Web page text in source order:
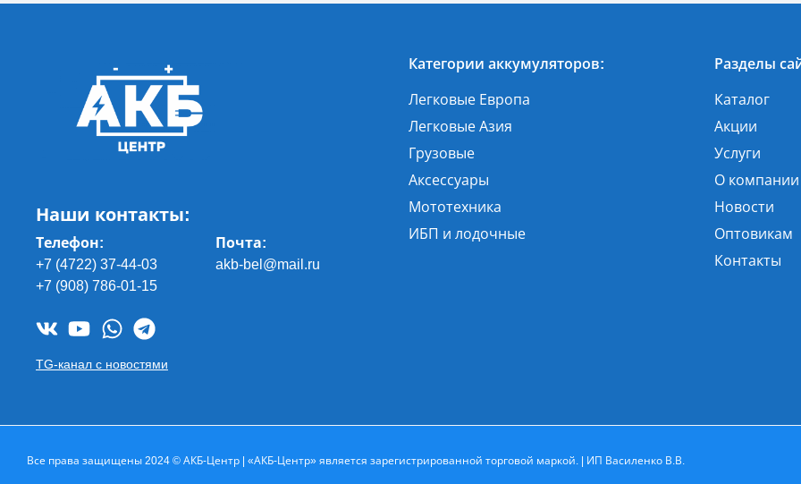
Наши контакты:
Телефон:
+7 (4722) 37-44-03
+7 (908) 786-01-15
Почта:
akb-bel@mail.ru
TG-канал с новостями
Категории аккумуляторов:
Легковые Европа
Легковые Азия
Грузовые
Аксессуары
Мототехника
ИБП и лодочные
Разделы
Каталог
Акции
Услуги
О компании
Новости
Оптовикам
Контакты
Все права защищены 2024 © АКБ-Центр | «АКБ-Центр» является зарегистрированной торговой маркой. | ИП Василенко В.В.